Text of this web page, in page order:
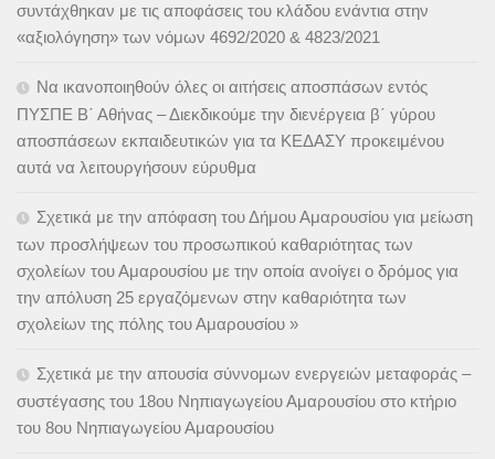
συντάχθηκαν με τις αποφάσεις του κλάδου ενάντια στην
«αξιολόγηση» των νόμων 4692/2020 & 4823/2021
Να ικανοποιηθούν όλες οι αιτήσεις αποσπάσων εντός
ΠΥΣΠΕ Β΄ Αθήνας – Διεκδικούμε την διενέργεια β΄ γύρου
αποσπάσεων εκπαιδευτικών για τα ΚΕΔΑΣΥ προκειμένου
αυτά να λειτουργήσουν εύρυθμα
Σχετικά με την απόφαση του Δήμου Αμαρουσίου για μείωση
των προσλήψεων του προσωπικού καθαριότητας των
σχολείων του Αμαρουσίου με την οποία ανοίγει ο δρόμος για
την απόλυση 25 εργαζόμενων στην καθαριότητα των
σχολείων της πόλης του Αμαρουσίου »
Σχετικά με την απουσία σύννομων ενεργειών μεταφοράς –
συστέγασης του 18ου Νηπιαγωγείου Αμαρουσίου στο κτήριο
του 8ου Νηπιαγωγείου Αμαρουσίου